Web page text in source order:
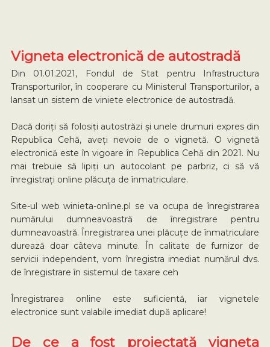
Vigneta electronică de autostradă
Din 01.01.2021, Fondul de Stat pentru Infrastructura
Transporturilor, în cooperare cu Ministerul Transporturilor, a
lansat un sistem de viniete electronice de autostradă.
Dacă doriți să folosiți autostrăzi și unele drumuri expres din
Republica Cehă, aveți nevoie de o vignetă. O vignetă
electronică este în vigoare în Republica Cehă din 2021. Nu
mai trebuie să lipiți un autocolant pe parbriz, ci să vă
înregistrați online plăcuța de înmatriculare.
Site-ul web winieta-online.pl se va ocupa de înregistrarea
numărului dumneavoastră de înregistrare pentru
dumneavoastră. Înregistrarea unei plăcuțe de înmatriculare
durează doar câteva minute. În calitate de furnizor de
servicii independent, vom înregistra imediat numărul dvs.
de înregistrare în sistemul de taxare ceh
Înregistrarea online este suficientă, iar vignetele
electronice sunt valabile imediat după aplicare!
De ce a fost proiectată vigneta